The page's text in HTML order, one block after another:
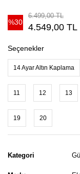
%30
6.499,00 TL
4.549,00 TL
Seçenekler
14 Ayar Altın Kaplama
11 12 13
19 20
Kategori